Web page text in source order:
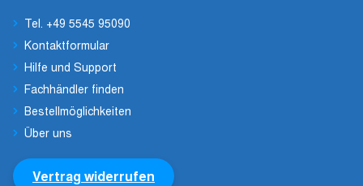
Tel. +49 5545 95090
Kontaktformular
Hilfe und Support
Fachhändler finden
Bestellmöglichkeiten
Über uns
Vertrag widerrufen